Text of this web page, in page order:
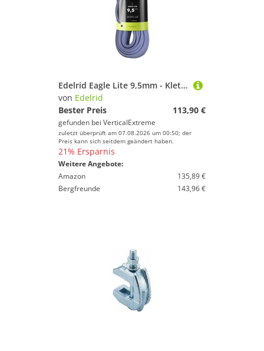
Edelrid Eagle Lite 9,5mm - Kletterseil
von Edelrid
Bester Preis
113,90 €
gefunden bei VerticalExtreme
zuletzt überprüft am 07.08.2026 um 00:50; der
Preis kann sich seitdem geändert haben.
21% Ersparnis
Weitere Angebote:
Amazon
135,89 €
Bergfreunde
143,96 €